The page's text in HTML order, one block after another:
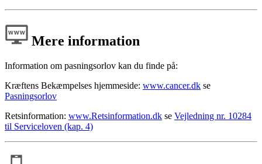
Mere information
Information om pasningsorlov kan du finde på:
Kræftens Bekæmpelses hjemmeside: www.cancer.dk se
Pasningsorlov
Retsinformation: www.Retsinformation.dk se Vejledning nr. 10284
til Serviceloven (kap. 4)